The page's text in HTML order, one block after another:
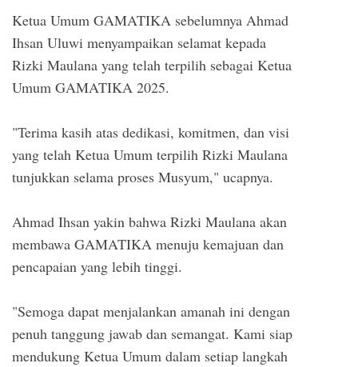
Ketua Umum GAMATIKA sebelumnya Ahmad
Ihsan Uluwi menyampaikan selamat kepada
Rizki Maulana yang telah terpilih sebagai Ketua
Umum GAMATIKA 2025.
"Terima kasih atas dedikasi, komitmen, dan visi
yang telah Ketua Umum terpilih Rizki Maulana
tunjukkan selama proses Musyum," ucapnya.
Ahmad Ihsan yakin bahwa Rizki Maulana akan
membawa GAMATIKA menuju kemajuan dan
pencapaian yang lebih tinggi.
"Semoga dapat menjalankan amanah ini dengan
penuh tanggung jawab dan semangat. Kami siap
mendukung Ketua Umum dalam setiap langkah